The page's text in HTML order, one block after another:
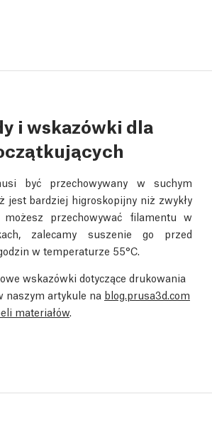
i wskazówki dla
być przechowywany w suchym
jest bardziej higroskopijny niż zwykły
przechowywać filamentu w
zalecamy suszenie go przed
w temperaturze 55°C.
wskazówki dotyczące drukowania
naszym artykule na blog.prusa3d.com
materiałów